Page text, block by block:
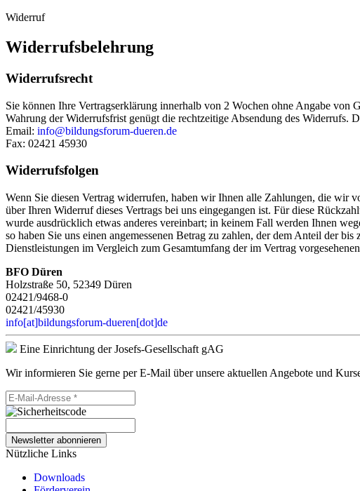
Widerruf
Widerrufsbelehrung
Widerrufsrecht
Sie können Ihre Vertragserklärung innerhalb von 2 Wochen ohne Angabe
Wahrung der Widerrufsfrist genügt die rechtzeitige Absendung des
Email: info@bildungsforum-dueren.de
Fax: 02421 45930
Widerrufsfolgen
Wenn Sie diesen Vertrag widerrufen, haben wir Ihnen alle Zahlungen, die wir
über Ihren Widerruf dieses Vertrags bei uns eingegangen ist. Für diese
wurde ausdrücklich etwas anderes vereinbart; in keinem Fall werden Ihnen
so haben Sie uns einen angemessenen Betrag zu zahlen, der dem Anteil der
Dienstleistungen im Vergleich zum Gesamtumfang der im Vertrag
BFO Düren
Holzstraße 50, 52349 Düren
02421/9468-0
02421/45930
info[at]bildungsforum-dueren[dot]de
Eine Einrichtung der Josefs-Gesellschaft gAG
Wir informieren Sie gerne per E-Mail über unsere aktuellen Angebote und
Newsletter abonnieren
Nützliche Links
Downloads